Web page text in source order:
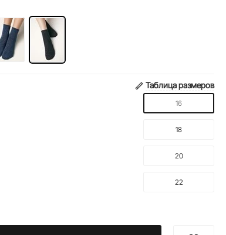
Таблица размеров
16
18
20
22